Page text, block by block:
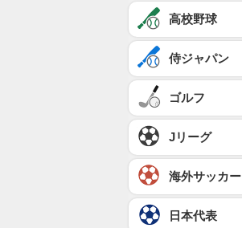
高校野球
侍ジャパン
ゴルフ
Jリーグ
海外サッカー
日本代表